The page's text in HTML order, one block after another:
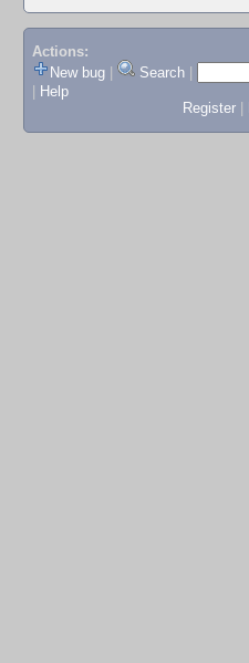
Actions:
New bug
Search
Help
Register